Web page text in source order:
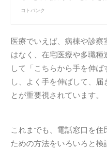
コトバンク
医療でいえば、病棟や診
はなく、在宅医療や多職
して「こちらから手を伸
し、よく手を伸ばして、
とが重要視されています。
これまでも、電話窓口を住
ための方法をいろいろと検